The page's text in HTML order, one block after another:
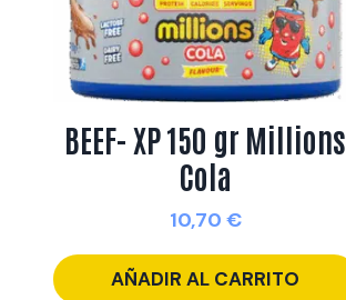
BEEF- XP 150 gr Millions
Cola
10,70 €
AÑADIR AL CARRITO